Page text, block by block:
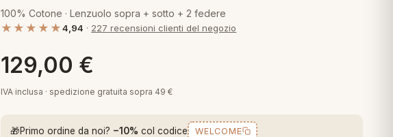
100% Cotone · Lenzuolo sopra + sotto + 2 federe
★★★★★4,94 · 227 recensioni clienti del negozio
129,00 €
IVA inclusa · spedizione gratuita sopra 49 €
🎁Primo ordine da noi? −10% col codice WELCOME